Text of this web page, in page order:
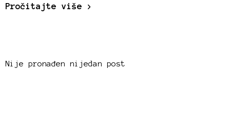
Pročitajte više >
Nije pronađen nijedan post